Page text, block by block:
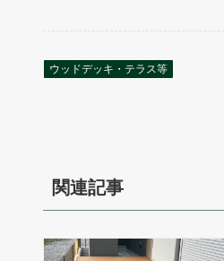
ウッドデッキ・テラス等
関連記事